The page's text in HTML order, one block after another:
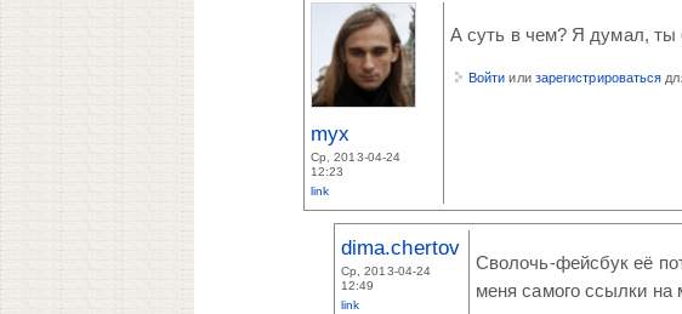
myx
Ср, 2013-04-24
12:23
link
А суть в чем? Я думал,
Войти или зарегистрироваться
dima.chertov
Ср, 2013-04-24
12:49
link
Сволочь-фейсбук её
меня самого ссылки на